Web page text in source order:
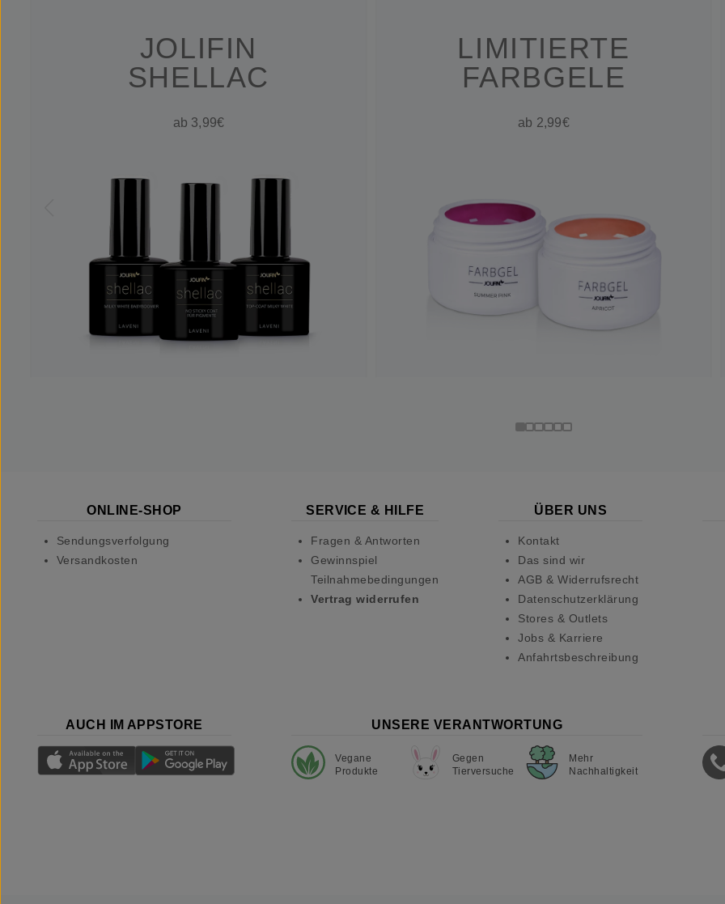
JOLIFIN
SHELLAC
ab 3,99€
LIMITIERTE
FARBGELE
ab 2,99€
ONLINE-SHOP
Sendungsverfolgung
Versandkosten
SERVICE & HILFE
Fragen & Antworten
Gewinnspiel
Teilnahmebedingungen
Vertrag widerrufen
ÜBER UNS
Kontakt
Das sind wir
AGB & Widerrufsrecht
Datenschutzerklärung
Stores & Outlets
Jobs & Karriere
Anfahrtsbeschreibung
AUCH IM APPSTORE UNSERE VERANTWORTUNG
Vegane
Produkte
Gegen
Tierversuche
Mehr
Nachhaltigkeit